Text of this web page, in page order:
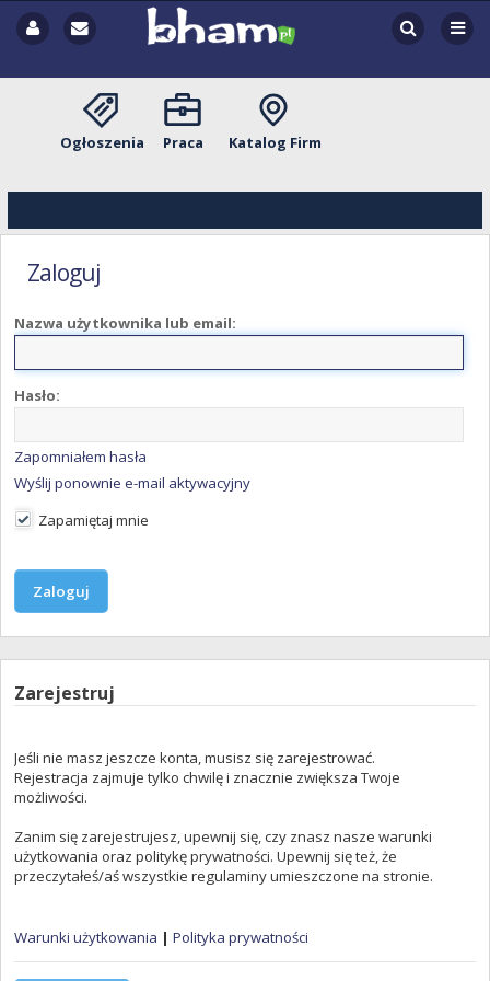
Ogłoszenia Praca Katalog Firm
Zaloguj
Nazwa użytkownika lub email:
Hasło:
Zapomniałem hasła
Wyślij ponownie e-mail aktywacyjny
Zapamiętaj mnie
Zarejestruj
Jeśli nie masz jeszcze konta, musisz się zarejestrować.
Rejestracja zajmuje tylko chwilę i znacznie zwiększa Twoje
możliwości.
Zanim się zarejestrujesz, upewnij się, czy znasz nasze warunki
użytkowania oraz politykę prywatności. Upewnij się też, że
przeczytałeś/aś wszystkie regulaminy umieszczone na stronie.
Warunki użytkowania | Polityka prywatności